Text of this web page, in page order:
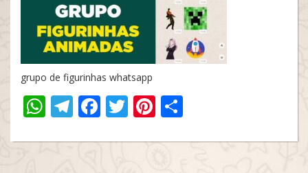
grupo de figurinhas whatsapp
WhatsApp
Telegram
Facebook
TwitterPinterest